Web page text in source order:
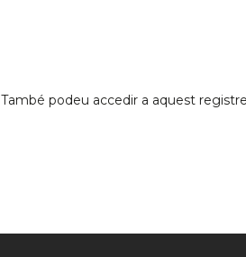
També podeu accedir a aquest